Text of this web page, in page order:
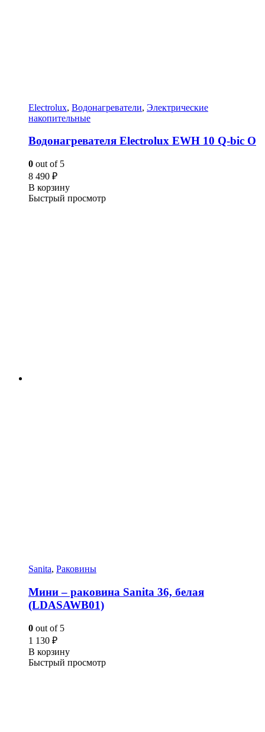
Electrolux, Водонагреватели, Электрические
накопительные
Водонагревателя Electrolux EWH 10 Q-bic О
0 out of 5
8 490 ₽
В корзину
Быстрый просмотр
Sanita, Раковины
Мини – раковина Sanita 36, белая
(LDASAWB01)
0 out of 5
1 130 ₽
В корзину
Быстрый просмотр